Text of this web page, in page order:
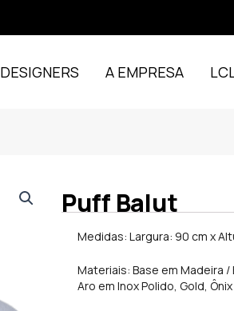
DESIGNERS A EMPRESA
Puff Balut
Medidas: Largura: 90 cm x
Materiais: Base em Madeira
Aro em Inox Polido, Gold,